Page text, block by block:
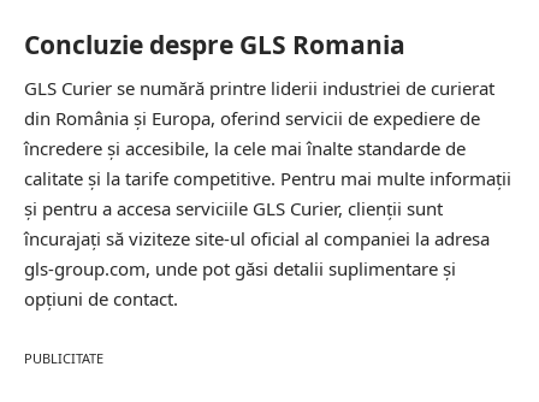
Concluzie despre GLS Romania
GLS Curier se numără printre liderii industriei de curierat
din România și Europa, oferind servicii de expediere de
încredere și accesibile, la cele mai înalte standarde de
calitate și la tarife competitive. Pentru mai multe informații
și pentru a accesa serviciile GLS Curier, clienții sunt
încurajați să viziteze site-ul oficial al companiei la adresa
gls-group.com, unde pot găsi detalii suplimentare și
opțiuni de contact.
PUBLICITATE